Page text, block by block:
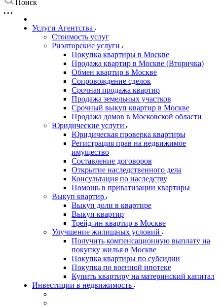
Поиск
Услуги Агентства
Стоимость услуг
Риэлторские услуги
Покупка квартиры в Москве
Продажа квартир в Москве (Вторичка)
Обмен квартир в Москве
Сопровождение сделок
Срочная продажа квартир
Продажа земельных участков
Срочный выкуп квартир в Москве
Продажа домов в Московской области
Юридические услуги
Юридическая проверка квартиры
Регистрация прав на недвижимое
имущество
Составление договоров
Открытие наследственного дела
Консультация по наследству
Помощь в приватизации квартиры
Выкуп квартир
Выкуп доли в квартире
Выкуп квартир
Трейд-ин квартир в Москве
Улучшение жилищных условий
Получить компенсационную выплату на
покупку жилья в Москве
Покупка квартиры по субсидии
Покупка по военной ипотеке
Купить квартиру на материнский капитал
Инвестиции в недвижимость